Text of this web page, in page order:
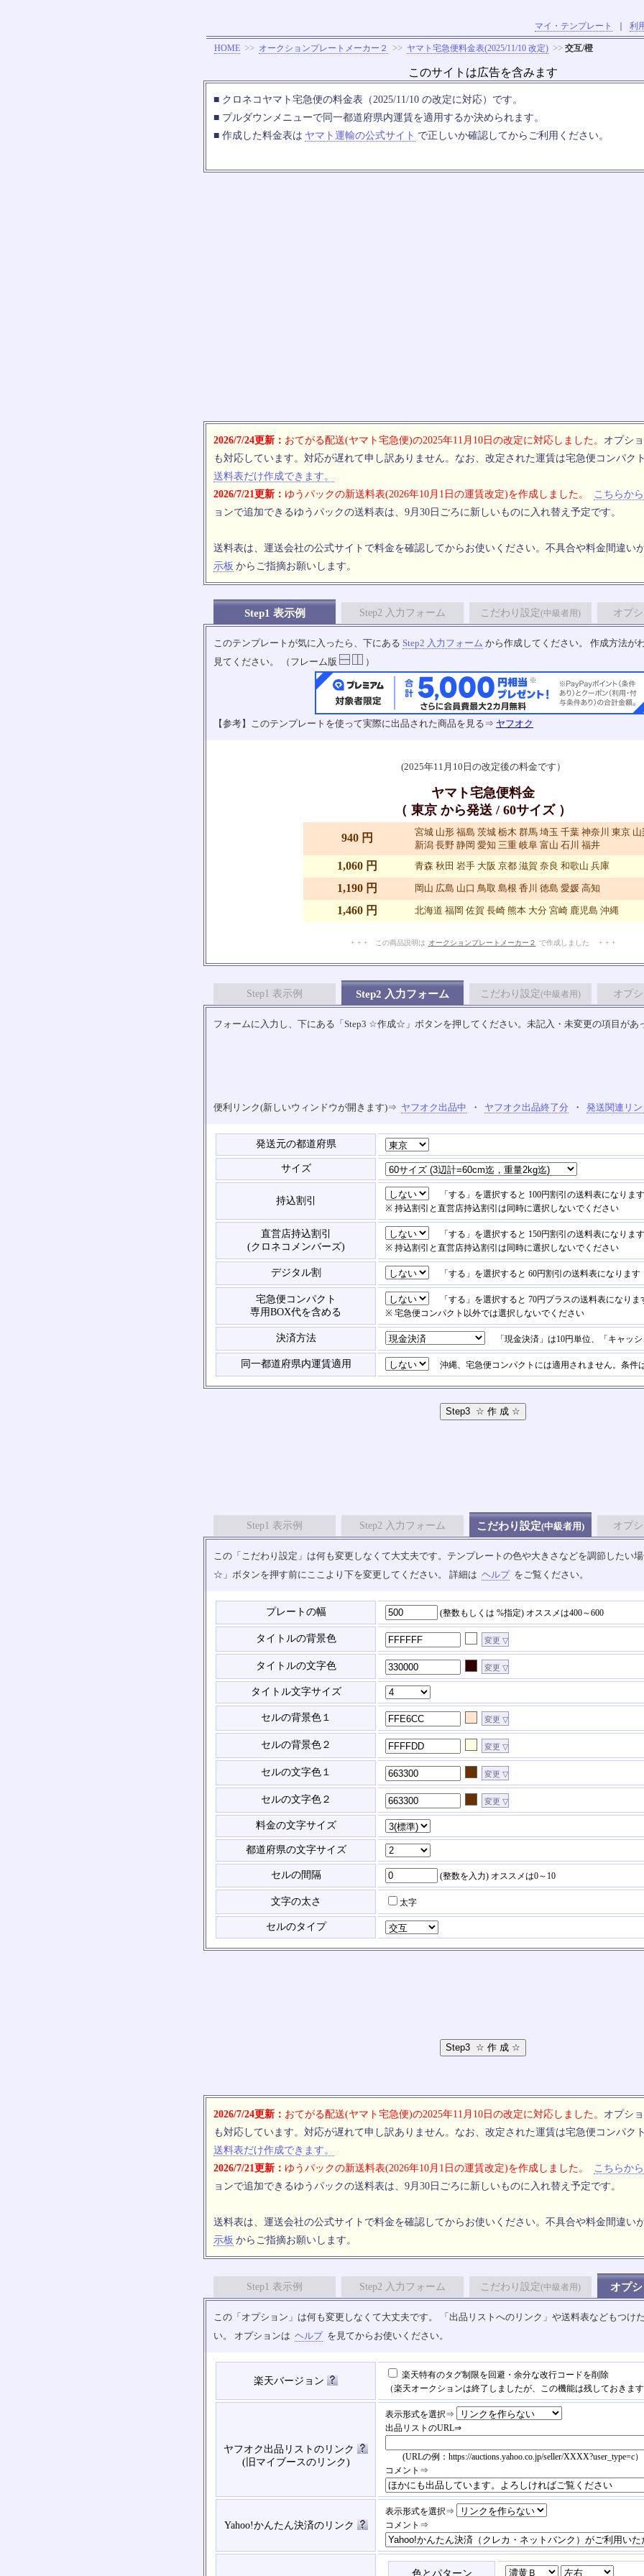
マイ・テンプレート 利
HOME >> オークションプレートメーカー２ >> ヤマト宅急便料金表(2025/11/10 改定) >> 交互/橙
このサイトは広告を含みます
■ クロネコヤマト宅急便の料金表（2025/11/10 の改定に対応）です。
■ プルダウンメニューで同一都道府県内運賃を適用するか決められます。
■ 作成した料金表は ヤマト運輸の公式サイト で正しいか確認してからご利用ください。
2026/7/24更新： おてがる配送(ヤマト宅急便)の2025年11月10日の改定に対応しました。 オプシ
も対応しています。対応が遅れて申し訳ありません。なお、改定された運賃は宅急便コンパク
送料表だけ作成できます。
2026/7/21更新： ゆうパックの新送料表(2026年10月1日の運賃改定)を作成しました。
こちらか
ョンで追加できるゆうパックの送料表は、9月30日ごろに新しいものに入れ替え予定です。
送料表は、運送会社の公式サイトで料金を確認してからお使いください。不具合や料金間違い
示板 からご指摘お願いします。
Step1 表示例 Step2 入力フォーム こだわり設定(中級者用) オプ
このテンプレートが気に入ったら、下にある Step2 入力フォーム から作成してください。 作成方法が
見てください。 （フレーム版
）
【参考】このテンプレートを使って実際に出品された商品を見る⇒ ヤフオク
(2025年11月10日の改定後の料金です）
ヤマト宅急便料金
（ 東京 から発送 / 60サイズ ）
940 円
宮城 山形 福島 茨城 栃木 群馬 埼玉 千葉 神奈川 東京 山
新潟 長野 静岡 愛知 三重 岐阜 富山 石川 福井
1,060 円 青森 秋田 岩手 大阪 京都 滋賀 奈良 和歌山 兵庫
1,190 円 岡山 広島 山口 鳥取 島根 香川 徳島 愛媛 高知
1,460 円 北海道 福岡 佐賀 長崎 熊本 大分 宮崎 鹿児島 沖縄
+ + + この商品説明は オークションプレートメーカー２ で作成しました + + +
Step1 表示例 Step2 入力フォーム こだわり設定(中級者用) オプ
フォームに入力し、下にある「Step3 ☆作成☆」ボタンを押してください。未記入・未変更の項目があ
便利リンク(新しいウィンドウが開きます)⇒ ヤフオク出品中 ・ ヤフオク出品終了分 ・ 発送関連リ
発送元の都道府県
サイズ
持込割引
「する」を選択すると 100円割引の送料表になります
※ 持込割引と直営店持込割引は同時に選択しないでください
直営店持込割引
(クロネコメンバーズ)
「する」を選択すると 150円割引の送料表になります
※ 持込割引と直営店持込割引は同時に選択しないでください
デジタル割 「する」を選択すると 60円割引の送料表になります
宅急便コンパクト
専用BOX代を含める
「する」を選択すると 70円プラスの送料表になりま
※ 宅急便コンパクト以外では選択しないでください
決済方法 「現金決済」は10円単位、「キャッ
同一都道府県内運賃適用 沖縄、宅急便コンパクトには適用されません。条件
Step1 表示例 Step2 入力フォーム こだわり設定(中級者用) オプ
この「こだわり設定」は何も変更しなくて大丈夫です。テンプレートの色や大きさなどを調節したい
☆」ボタンを押す前にここより下を変更してください。 詳細は ヘルプ をご覧ください。
プレートの幅 (整数もしくは %指定) オススメは400～600
タイトルの背景色
タイトルの文字色
タイトル文字サイズ
セルの背景色１
セルの背景色２
セルの文字色１
セルの文字色２
料金の文字サイズ
都道府県の文字サイズ
セルの間隔 (整数を入力) オススメは0～10
文字の太さ 太字
セルのタイプ
2026/7/24更新： おてがる配送(ヤマト宅急便)の2025年11月10日の改定に対応しました。 オプシ
も対応しています。対応が遅れて申し訳ありません。なお、改定された運賃は宅急便コンパク
送料表だけ作成できます。
2026/7/21更新： ゆうパックの新送料表(2026年10月1日の運賃改定)を作成しました。
こちらか
ョンで追加できるゆうパックの送料表は、9月30日ごろに新しいものに入れ替え予定です。
送料表は、運送会社の公式サイトで料金を確認してからお使いください。不具合や料金間違い
示板 からご指摘お願いします。
Step1 表示例 Step2 入力フォーム こだわり設定(中級者用) オプ
この「オプション」は何も変更しなくて大丈夫です。 「出品リストへのリンク」や送料表などもつけ
い。 オプションは ヘルプ を見てからお使いください。
楽天バージョン
楽天特有のタグ制限を回避・余分な改行コードを削除
（楽天オークションは終了しましたが、この機能は残しておきま
ヤフオク出品リストのリンク
(旧マイブースのリンク)
表示形式を選択⇒
出品リストのURL⇒
(URLの例：https://auctions.yahoo.co.jp/seller/XXXX?user_type=c）
コメント⇒
Yahoo!かんたん決済のリンク
表示形式を選択⇒
コメント⇒
色とパターン